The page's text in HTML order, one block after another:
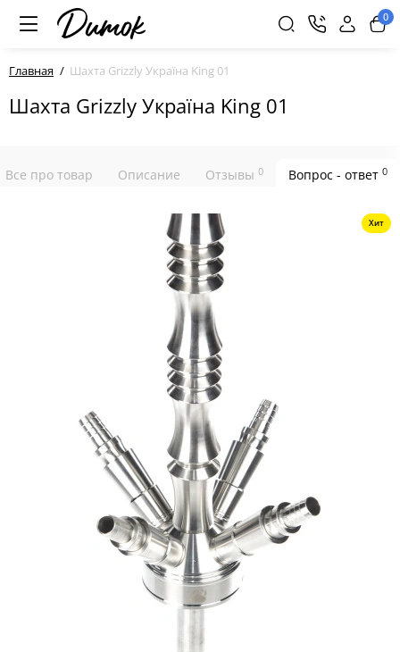
0
Главная Шахта Grizzly Україна King 01
Шахта Grizzly Україна King 01
Все про товар Описание Отзывы 0 Вопрос - ответ 0
Хит